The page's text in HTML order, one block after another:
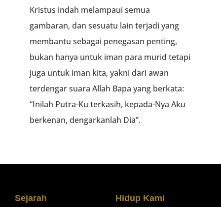
Kristus indah melampaui semua
gambaran, dan sesuatu lain terjadi yang
membantu sebagai penegasan penting,
bukan hanya untuk iman para murid tetapi
juga untuk iman kita, yakni dari awan
terdengar suara Allah Bapa yang berkata:
“Inilah Putra-Ku terkasih, kepada-Nya Aku
berkenan, dengarkanlah Dia”.
Sejarah Hidup Kami